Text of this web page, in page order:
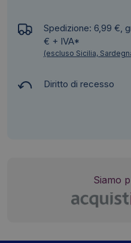
Spedizione: 6,99 €,
€ + IVA*
(escluso Sicilia,
Diritto di recesso
Siamo